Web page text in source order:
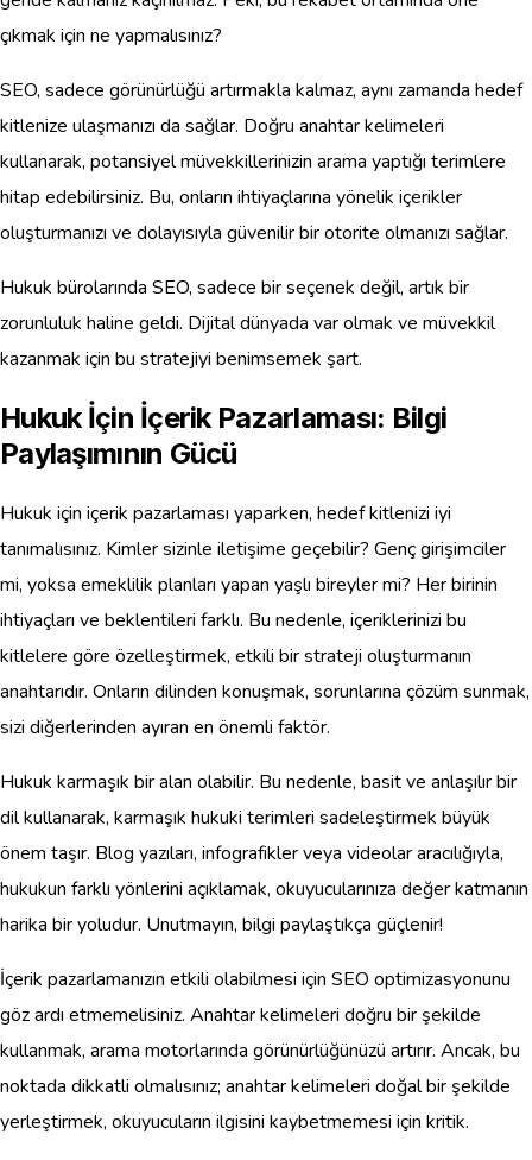
çıkmak için ne yapmalısınız?
SEO, sadece görünürlüğü artırmakla kalmaz, aynı zamanda hedef
kitlenize ulaşmanızı da sağlar. Doğru anahtar kelimeleri
kullanarak, potansiyel müvekkillerinizin arama yaptığı terimlere
hitap edebilirsiniz. Bu, onların ihtiyaçlarına yönelik içerikler
oluşturmanızı ve dolayısıyla güvenilir bir otorite olmanızı sağlar.
Hukuk bürolarında SEO, sadece bir seçenek değil, artık bir
zorunluluk haline geldi. Dijital dünyada var olmak ve müvekkil
kazanmak için bu stratejiyi benimsemek şart.
Hukuk İçin İçerik Pazarlaması: Bilgi
Paylaşımının Gücü
Hukuk için içerik pazarlaması yaparken, hedef kitlenizi iyi
tanımalısınız. Kimler sizinle iletişime geçebilir? Genç girişimciler
mi, yoksa emeklilik planları yapan yaşlı bireyler mi? Her birinin
ihtiyaçları ve beklentileri farklı. Bu nedenle, içeriklerinizi bu
kitlelere göre özelleştirmek, etkili bir strateji oluşturmanın
anahtarıdır. Onların dilinden konuşmak, sorunlarına çözüm sunmak,
sizi diğerlerinden ayıran en önemli faktör.
Hukuk karmaşık bir alan olabilir. Bu nedenle, basit ve anlaşılır bir
dil kullanarak, karmaşık hukuki terimleri sadeleştirmek büyük
önem taşır. Blog yazıları, infografikler veya videolar aracılığıyla,
hukukun farklı yönlerini açıklamak, okuyucularınıza değer katmanın
harika bir yoludur. Unutmayın, bilgi paylaştıkça güçlenir!
İçerik pazarlamanızın etkili olabilmesi için SEO optimizasyonunu
göz ardı etmemelisiniz. Anahtar kelimeleri doğru bir şekilde
kullanmak, arama motorlarında görünürlüğünüzü artırır. Ancak, bu
noktada dikkatli olmalısınız; anahtar kelimeleri doğal bir şekilde
yerleştirmek, okuyucuların ilgisini kaybetmemesi için kritik.